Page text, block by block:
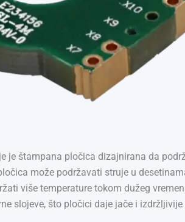
je štampana pločica dizajnirana da
može podržavati struje u
više temperature tokom dužeg
slojeve, što pločici daje jače i